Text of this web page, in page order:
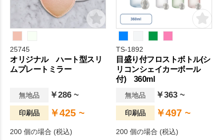
25745
オリジナル ハート型スリ
ムプレートミラー
無地品 ￥286 ~
印刷品 ￥425 ~
200 個の場合 (税込)
TS-1892
目盛り付フロストボトル(シ
リコンシェイカーボール
付) 360ml
無地品 ￥363 ~
印刷品 ￥497 ~
200 個の場合 (税込)